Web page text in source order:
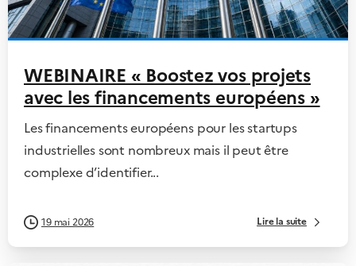
WEBINAIRE « Boostez vos projets
avec les financements européens »
Les financements européens pour les startups
industrielles sont nombreux mais il peut être
complexe d’identifier...
19 mai 2026 Lire la suite